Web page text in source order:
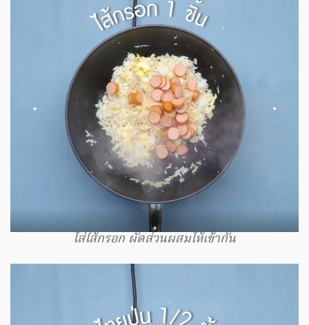
ใส่ไส้กรอก ผัดส่วนผสมให้เข้ากัน